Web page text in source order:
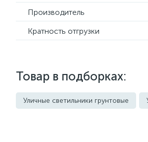
Производитель
Кратность отгрузки
Товар в подборках:
Уличные светильники грунтовые